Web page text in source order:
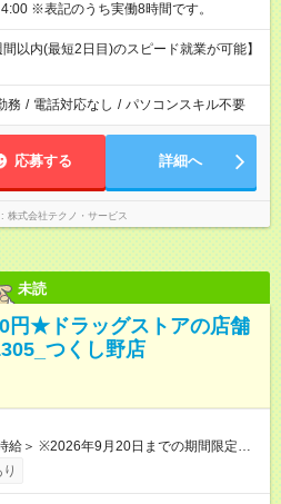
7:00～16:00 19:00～4:00 ※表記のうち実働8時間です。
以内(最短2日目)のスピード就業が可能】
務 / 電話対応なし / パソコンスキル不要
応募する 詳細へ
株式会社テクノ・サービス
未読
円★ドラッグストアの店舗
つくし野店
給＞ ※2026年9月20日までの期間限定特
時給1400円 17:00～22:00 時給1500円
常時給適用 8:30～17:00 時給1200円